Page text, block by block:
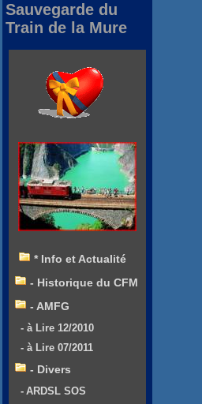
Sauvegarde du
Train de la Mure
* Info et Actualité
- Historique du CFM
- AMFG
- à Lire 12/2010
- à Lire 07/2011
- Divers
- ARDSL SOS